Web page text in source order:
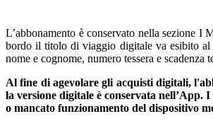
L’abbonamento è conservato nella sezione I
bordo il titolo di viaggio digitale va esibito al
nome e cognome, numero tessera e scadenza
Al fine di agevolare gli acquisti digitali,
la versione digitale è conservata
o mancato funzionamento del dispositivo